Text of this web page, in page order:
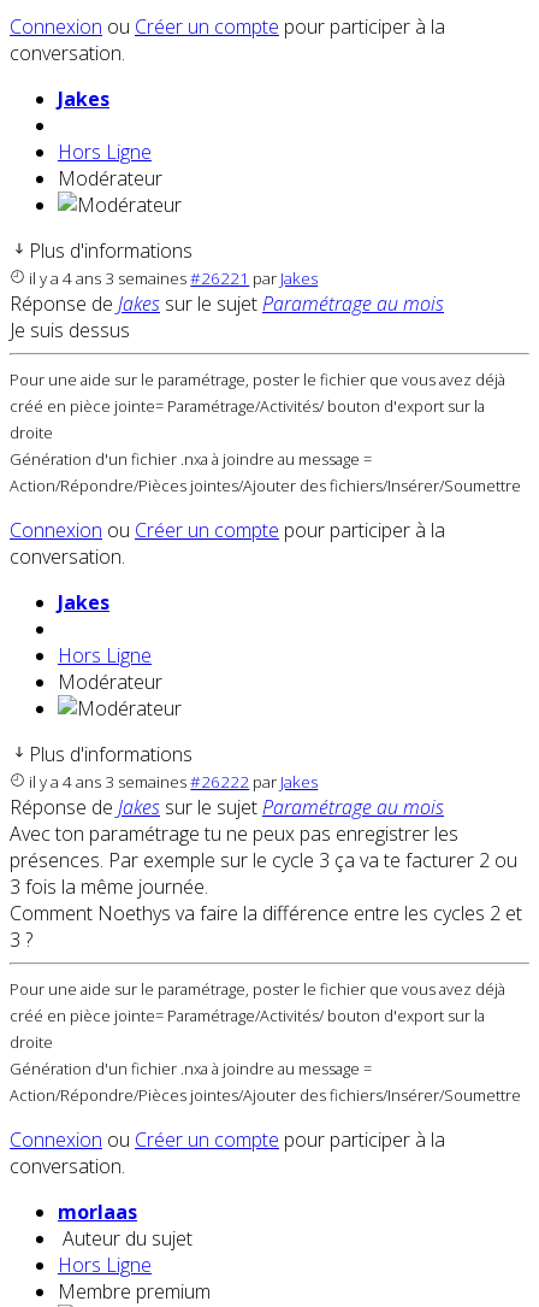
Connexion ou Créer un compte pour participer à la
conversation.
Jakes
Hors Ligne
Modérateur
Plus d'informations
il y a 4 ans 3 semaines#26221 par Jakes
Réponse de Jakes sur le sujetParamétrage au mois
Je suis dessus
Pour une aide sur le paramétrage, poster le fichier que vous avez déjà
créé en pièce jointe= Paramétrage/Activités/ bouton d'export sur la
droite
Génération d'un fichier .nxa à joindre au message =
Action/Répondre/Pièces jointes/Ajouter des fichiers/Insérer/Soumettre
Connexion ou Créer un compte pour participer à la
conversation.
Jakes
Hors Ligne
Modérateur
Plus d'informations
il y a 4 ans 3 semaines#26222 par Jakes
Réponse de Jakes sur le sujetParamétrage au mois
Avec ton paramétrage tu ne peux pas enregistrer les
présences. Par exemple sur le cycle 3 ça va te facturer 2 ou
3 fois la même journée.
Comment Noethys va faire la différence entre les cycles 2 et
3 ?
Pour une aide sur le paramétrage, poster le fichier que vous avez déjà
créé en pièce jointe= Paramétrage/Activités/ bouton d'export sur la
droite
Génération d'un fichier .nxa à joindre au message =
Action/Répondre/Pièces jointes/Ajouter des fichiers/Insérer/Soumettre
Connexion ou Créer un compte pour participer à la
conversation.
morlaas
Auteur du sujet
Hors Ligne
Membre premium